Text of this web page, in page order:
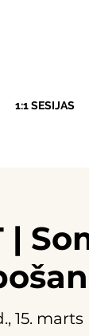
1:1 SESIJAS
|
15. marts